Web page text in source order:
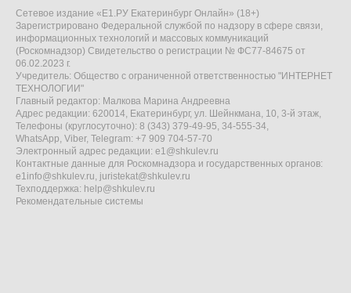
Сетевое издание «Е1.РУ Екатеринбург Онлайн» (18+)
Зарегистрировано Федеральной службой по надзору в сфере связи,
информационных технологий и массовых коммуникаций
(Роскомнадзор) Свидетельство о регистрации № ФС77-84675 от
06.02.2023 г.
Учредитель: Общество с ограниченной ответственностью "ИНТЕРНЕТ
ТЕХНОЛОГИИ"
Главный редактор: Малкова Марина Андреевна
Адрес редакции: 620014, Екатеринбург, ул. Шейнкмана, 10, 3-й этаж,
Телефоны (круглосуточно): 8 (343) 379-49-95, 34-555-34,
WhatsApp, Viber, Telegram: +7 909 704-57-70
Электронный адрес редакции: e1@shkulev.ru
Контактные данные для Роскомнадзора и государственных органов:
e1info@shkulev.ru, juristekat@shkulev.ru
Техподдержка: help@shkulev.ru
Рекомендательные системы